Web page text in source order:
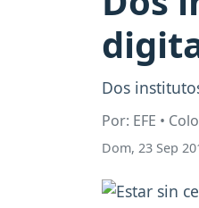
Dos
Por: EFE •
Dom, 23 Sep